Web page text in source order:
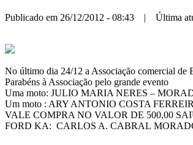
Publicado em 26/12/2012 - 08:43 | Última
No último dia 24/12 a Associação comercial de
Parabéns à Associação pelo grande evento
Uma moto: JULIO MARIA NERES –
Um moto : ARY ANTONIO COSTA
VALE COMPRA NO VALOR DE 500,00
FORD KA: CARLOS A. CABRAL